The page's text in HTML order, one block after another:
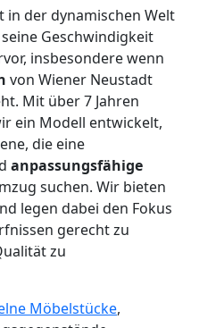
in der dynamischen Welt
Geschwindigkeit
insbesondere wenn
von Wiener Neustadt
Mit über 7 Jahren
ein Modell entwickelt,
die eine
anpassungsfähige
suchen. Wir bieten
legen dabei den Fokus
gerecht zu
zu
Möbelstücke,